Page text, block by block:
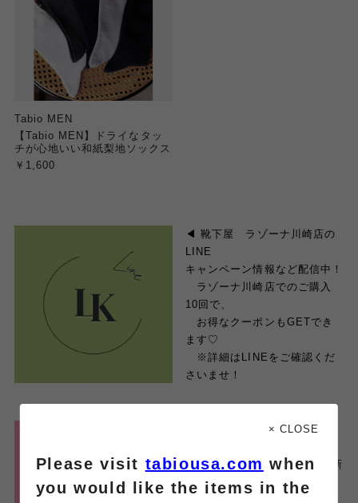
Tabio MEN
【Tabio MEN】ドライなタッ
チが心地いい和紙梨地ソックス
￥1,600
◀︎ 靴下屋 ラゾーナ川崎店の
LINE
キャンペーン情報など配信中！
ラゾーナ川崎店でのご購入
10回で、
お得なクーポンもGETでき
ます♡
※詳細はLINEをご確認くだ
さいませ！
◀︎ 靴下屋 ラゾーナ川崎店の
コーデやおすすめ商品も更新
してます！
× CLOSE
Please visit tabiousa.com when
you would like the items in the